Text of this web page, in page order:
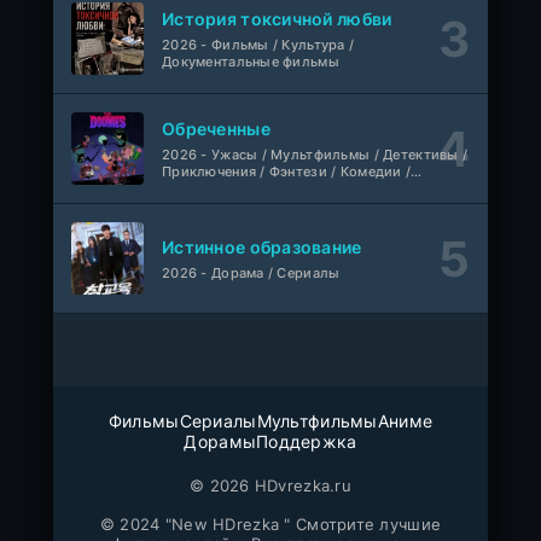
1-3 сезон
ColdFilm
1-5 серия
Монстрик Карамелька
1 сезон
1-6 серия
Игра лжецов
мультфильм
1-18 серия
История токсичной любви
2026 - Фильмы / Культура /
Документальные фильмы
Обреченные
2026 - Ужасы / Мультфильмы / Детективы /
Приключения / Фэнтези / Комедии /
Истинное образование
2026 - Дорама / Сериалы
ФильмыСериалыМультфильмыАниме
ДорамыПоддержка
© 2026 HDvrezka.ru
© 2024 "New HDrezka " Смотрите лучшие